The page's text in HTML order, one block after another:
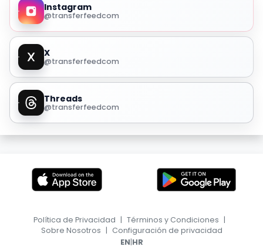
Instagram
@transferfeedcom
X
@transferfeedcom
Threads
@transferfeedcom
Política de Privacidad | Términos y Condiciones |
Sobre Nosotros | Configuración de privacidad
EN|HR